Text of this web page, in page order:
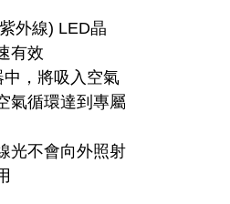
外線) LED晶
有效
，將吸入空氣
氣循環達到專屬
光不會向外照射